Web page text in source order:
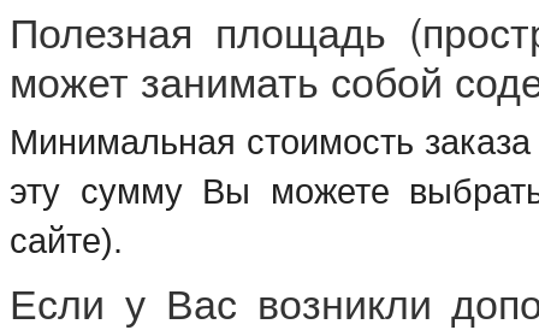
Полезная площадь
может занимать собой
Минимальная стоимость
эту сумму Вы можете
сайте).
Если у Вас возникли